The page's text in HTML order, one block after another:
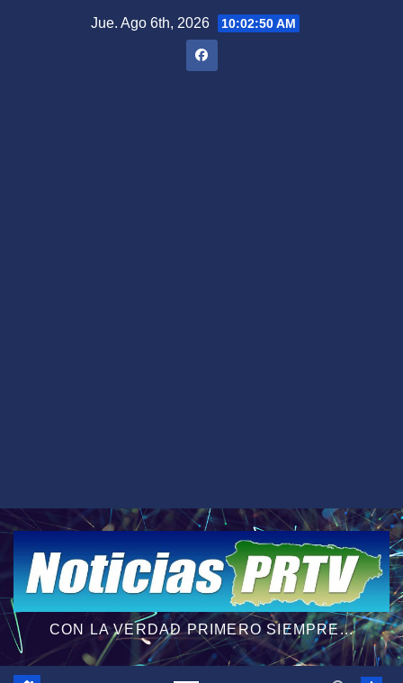
Jue. Ago 6th, 2026 10:02:51 AM
CON LA VERDAD PRIMERO SIEMPRE...